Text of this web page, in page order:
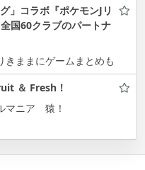
」コラボ『ポケモンJリ
国60クラブのパートナ
きままにゲームまとめも
＆ Fresh！
マニア 猿！